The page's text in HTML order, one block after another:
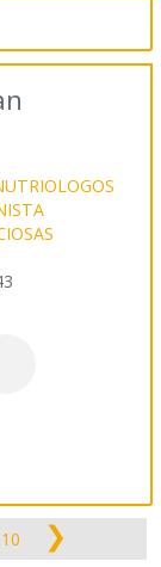
10 ❯